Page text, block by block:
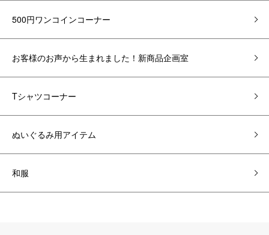
500円ワンコインコーナー
お客様のお声から生まれました！新商品企画室
Tシャツコーナー
ぬいぐるみ用アイテム
和服